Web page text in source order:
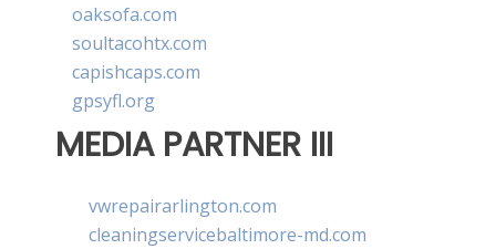
oaksofa.com
soultacohtx.com
capishcaps.com
gpsyfl.org
MEDIA PARTNER III
vwrepairarlington.com
cleaningservicebaltimore-md.com